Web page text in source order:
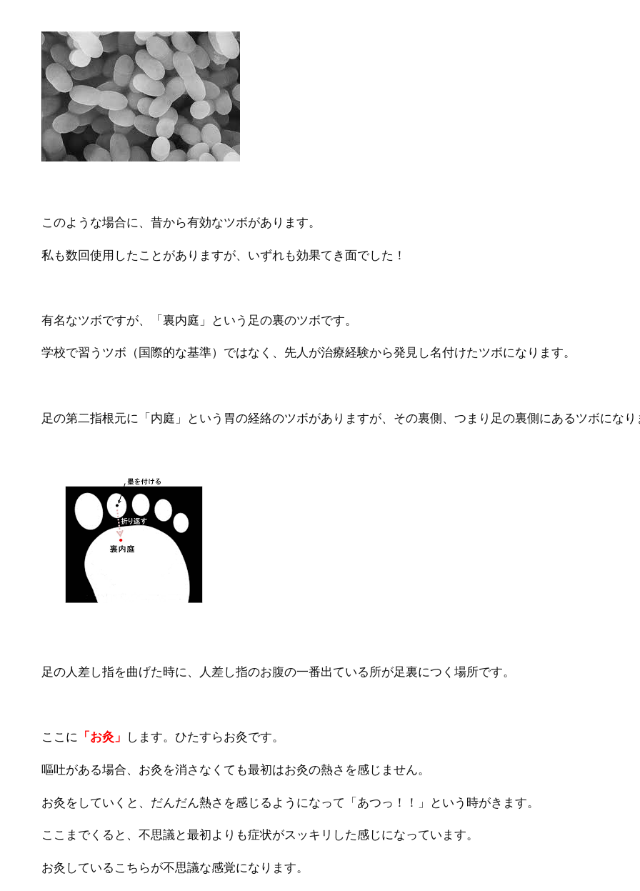
このような場合に、昔から有効なツボがあります。
私も数回使用したことがありますが、いずれも効果てき面でした！
有名なツボですが、「裏内庭」という足の裏のツボです。
学校で習うツボ（国際的な基準）ではなく、先人が治療経験から発見し名付けたツボになります。
足の第二指根元に「内庭」という胃の経絡のツボがありますが、その裏側、つまり足の裏側にあるツボにな
足の人差し指を曲げた時に、人差し指のお腹の一番出ている所が足裏につく場所です。
ここに 「お灸」 します。ひたすらお灸です。
嘔吐がある場合、お灸を消さなくても最初はお灸の熱さを感じません。
お灸をしていくと、だんだん熱さを感じるようになって「あつっ！！」という時がきます。
ここまでくると、不思議と最初よりも症状がスッキリした感じになっています。
お灸しているこちらが不思議な感覚になります。